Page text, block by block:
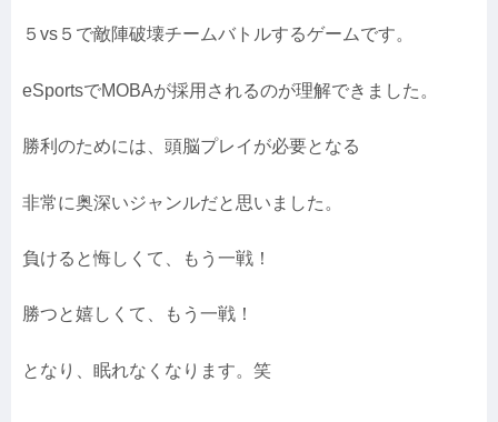
５vs５で敵陣破壊チームバトルするゲームです。
eSportsでMOBAが採用されるのが理解できました。
勝利のためには、頭脳プレイが必要となる
非常に奥深いジャンルだと思いました。
負けると悔しくて、もう一戦！
勝つと嬉しくて、もう一戦！
となり、眠れなくなります。笑